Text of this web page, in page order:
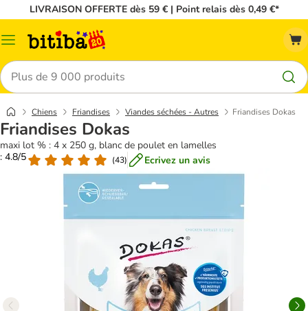
LIVRAISON OFFERTE dès 59 € | Point relais dès 0,49 €*
Menu
Rechercher
Chiens Friandises Viandes séchées - Autres Friandises Dokas
Friandises Dokas
maxi lot % : 4 x 250 g, blanc de poulet en lamelles
: 4.8/5
(43) Ecrivez un avis